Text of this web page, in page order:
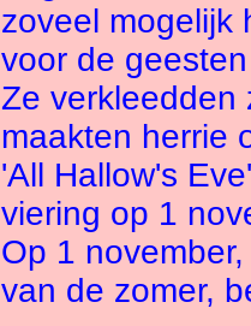
zoveel mogelijk
voor de
Ze verkleedden
maakten herrie
'All Hallow's
viering op 1
Op 1
van de zomer,